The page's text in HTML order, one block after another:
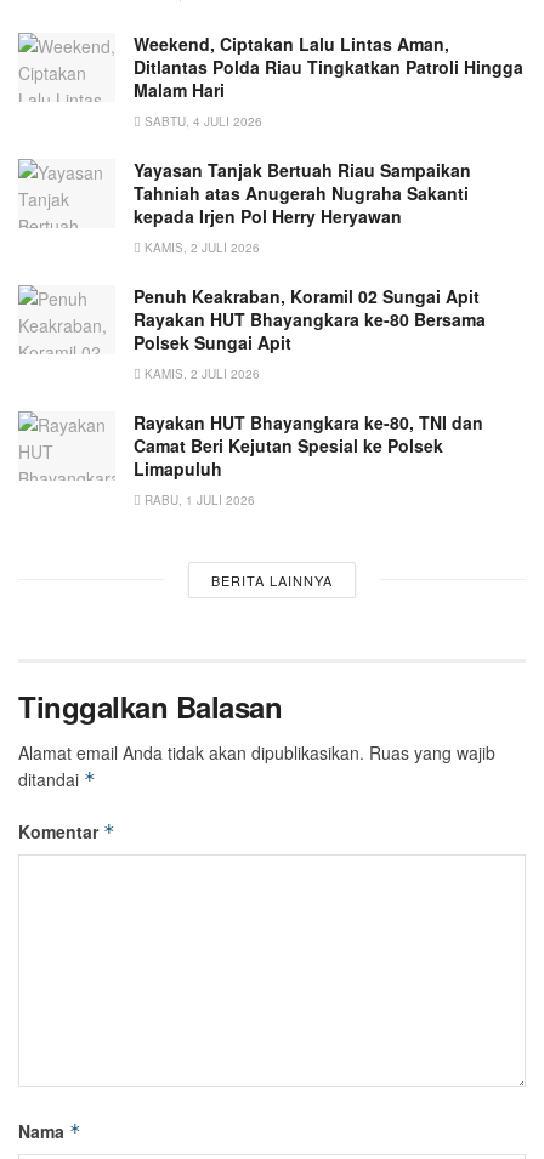
Weekend, Ciptakan Lalu Lintas Aman,
Ditlantas Polda Riau Tingkatkan Patroli Hingga
Malam Hari
SABTU, 4 JULI 2026
Yayasan Tanjak Bertuah Riau Sampaikan
Tahniah atas Anugerah Nugraha Sakanti
kepada Irjen Pol Herry Heryawan
KAMIS, 2 JULI 2026
Penuh Keakraban, Koramil 02 Sungai Apit
Rayakan HUT Bhayangkara ke-80 Bersama
Polsek Sungai Apit
KAMIS, 2 JULI 2026
Rayakan HUT Bhayangkara ke-80, TNI dan
Camat Beri Kejutan Spesial ke Polsek
Limapuluh
RABU, 1 JULI 2026
BERITA LAINNYA
Tinggalkan Balasan
Alamat email Anda tidak akan dipublikasikan. Ruas yang wajib
ditandai *
Komentar *
Nama *